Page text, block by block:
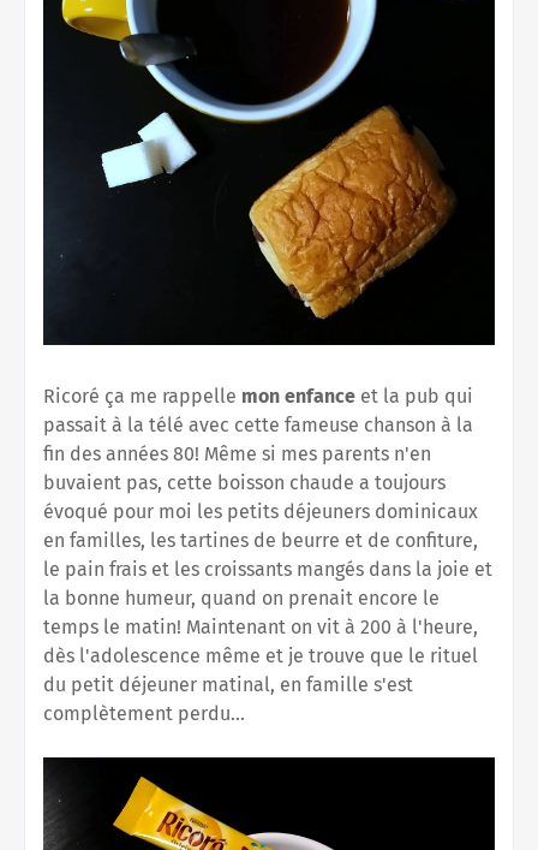
Ricoré ça me rappelle mon enfance et la pub qui
passait à la télé avec cette fameuse chanson à la
fin des années 80! Même si mes parents n'en
buvaient pas, cette boisson chaude a toujours
évoqué pour moi les petits déjeuners dominicaux
en familles, les tartines de beurre et de confiture,
le pain frais et les croissants mangés dans la joie et
la bonne humeur, quand on prenait encore le
temps le matin! Maintenant on vit à 200 à l'heure,
dès l'adolescence même et je trouve que le rituel
du petit déjeuner matinal, en famille s'est
complètement perdu...